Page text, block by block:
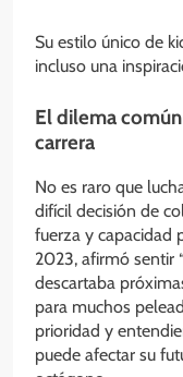
Su estilo único de
incluso una
El dilema
carrera
No es raro que
difícil decisión de
fuerza y capacidad
2023, afirmó sentir
descartaba
para muchos
prioridad y
puede afectar su